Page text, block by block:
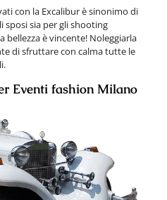
con la Excalibur è sinonimo di
sposi sia per gli shooting
bellezza è vincente! Noleggiarla
di sfruttare con calma tutte le
Eventi fashion Milano